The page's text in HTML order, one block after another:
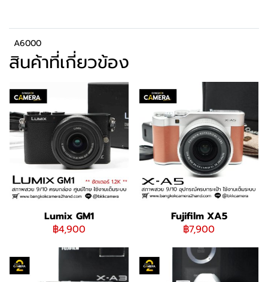
A6000
สินค้าที่เกี่ยวข้อง
Lumix GM1
฿4,900
Fujifilm XA5
฿7,900